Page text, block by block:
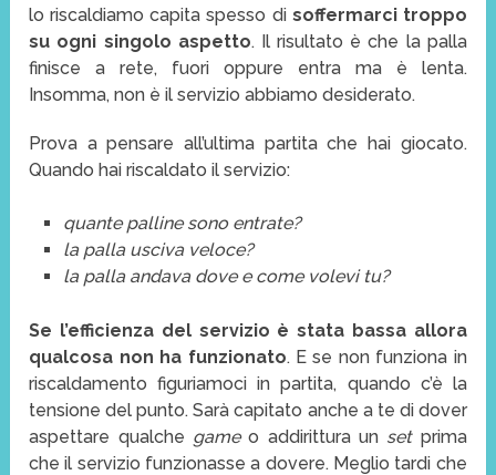
lo riscaldiamo capita spesso di soffermarci troppo
su ogni singolo aspetto. Il risultato è che la palla
finisce a rete, fuori oppure entra ma è lenta.
Insomma, non è il servizio abbiamo desiderato.
Prova a pensare all’ultima partita che hai giocato.
Quando hai riscaldato il servizio:
quante palline sono entrate?
la palla usciva veloce?
la palla andava dove e come volevi tu?
Se l’efficienza del servizio è stata bassa allora
qualcosa non ha funzionato. E se non funziona in
riscaldamento figuriamoci in partita, quando c’è la
tensione del punto. Sarà capitato anche a te di dover
aspettare qualche gameo addirittura un setprima
che il servizio funzionasse a dovere. Meglio tardi che